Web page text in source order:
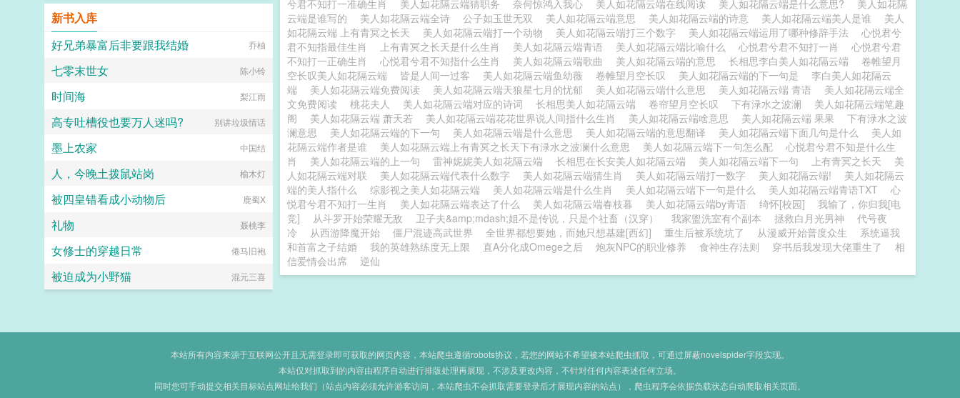
兮君不知打一准确生肖
美人如花隔云端猜职务 奈何惊鸿入我心 美人如花隔云端在线阅读 美人如花隔云端是什么意思?
美人如花隔
云端是谁写的
美人如花隔云端全诗 公子如玉世无双 美人如花隔云端意思 美人如花隔云端的诗意 美人如花隔云端美人是谁
美人
如花隔云端 上有青冥之长天
美人如花隔云端打一个动物 美人如花隔云端打三个数字 美人如花隔云端运用了哪种修辞手法
心悦君兮
君不知指最佳生肖
上有青冥之长天是什么生肖 美人如花隔云端青语 美人如花隔云端比喻什么 心悦君兮君不知打一肖
心悦君兮君
不知打一正确生肖
心悦君兮君不知指什么生肖 美人如花隔云端歌曲 美人如花隔云端的意思 长相思李白美人如花隔云端
卷帷望月
空长叹美人如花隔云端
皆是人间一过客 美人如花隔云端鱼幼薇 卷帷望月空长叹 美人如花隔云端的下一句是
李白美人如花隔云
端
美人如花隔云端免费阅读 美人如花隔云端天狼星七月的忧郁 美人如花隔云端什么意思 美人如花隔云端 青语
美人如花隔云端全
文免费阅读
桃花夫人 美人如花隔云端对应的诗词 长相思美人如花隔云端 卷帘望月空长叹 下有渌水之波澜
美人如花隔云端笔趣
阁
美人如花隔云端 萧天若 美人如花隔云端花花世界说人间指什么生肖 美人如花隔云端啥意思 美人如花隔云端 果果
下有渌水之波
澜意思
美人如花隔云端的下一句 美人如花隔云端是什么意思 美人如花隔云端的意思翻译 美人如花隔云端下面几句是什么
美人如
花隔云端作者是谁
美人如花隔云端上有青冥之长天下有渌水之波澜什么意思 美人如花隔云端下一句怎么配
心悦君兮君不知是什么生
肖
美人如花隔云端的上一句 雷神妮妮美人如花隔云端 长相思在长安美人如花隔云端 美人如花隔云端下一句 上有青冥之长天
美
人如花隔云端对联
美人如花隔云端代表什么数字 美人如花隔云端猜生肖 美人如花隔云端打一数字 美人如花隔云端!
美人如花隔云
端的美人指什么
综影视之美人如花隔云端 美人如花隔云端是什么生肖 美人如花隔云端下一句是什么 美人如花隔云端青语TXT
心
悦君兮君不知打一生肖
美人如花隔云端表达了什么 美人如花隔云端春枝暮 美人如花隔云端by青语 绮怀[校园]
我输了，你归我[电
竞]
从斗罗开始荣耀无敌 卫子夫&amp;mdash;姐不是传说，只是个社畜（汉穿） 我家盥洗室有个副本 拯救白月光男神
代号夜
冷
从西游降魔开始 僵尸混迹高武世界 全世界都想要她，而她只想基建[西幻] 重生后被系统坑了 从漫威开始普度众生
系统逼我
和首富之子结婚
我的英雄熟练度无上限 直A分化成Omege之后 炮灰NPC的职业修养 食神生存法则 穿书后我发现大佬重生了
相
信爱情会出席
逆仙
新书入库
好兄弟暴富后非要跟我结婚
乔柚
七零末世女 陈小铃
时间海 梨江雨
高专吐槽役也要万人迷吗? 别讲垃圾情话
墨上农家 中国结
人，今晚土拨鼠站岗 榆木灯
被四皇错看成小动物后 鹿蜀X
礼物 聂桃李
女修士的穿越日常 倦马旧袍
被迫成为小野猫 混元三喜
本站所有内容来源于互联网公开且无需登录即可获取的网页内容，本站爬虫遵循robots协议，若您的网站不希望被本站爬虫抓取，可通过屏蔽novelspider字段实现。
本站仅对抓取到的内容由程序自动进行排版处理再展现，不涉及更改内容，不针对任何内容表述任何立场。
同时您可手动提交相关目标站点网址给我们（站点内容必须允许游客访问，本站爬虫不会抓取需要登录后才展现内容的站点），爬虫程序会依据负载状态自动爬取相关页面。